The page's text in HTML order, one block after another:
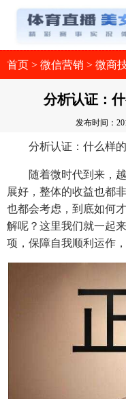
首页 > 微信营销 > 微商
分析认证：
发布时间：
分析认证：什么样的
随着微时代到来，越
展好，整体的收益也都
也都会考虑，到底如何
解呢？这里我们就一起
项，保障自我顺利运作